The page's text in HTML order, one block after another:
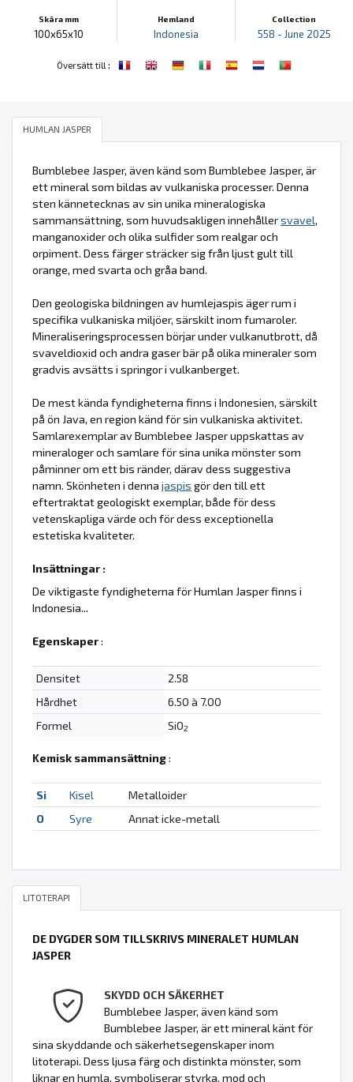
Skära mm
100x65x10
Hemland
Indonesia
Collection
558 - June 2025
Översätt till :
HUMLAN JASPER
Bumblebee Jasper, även känd som Bumblebee Jasper, är
ett mineral som bildas av vulkaniska processer. Denna
sten kännetecknas av sin unika mineralogiska
sammansättning, som huvudsakligen innehållersvavel,
manganoxider och olika sulfider som realgar och
orpiment. Dess färger sträcker sig från ljust gult till
orange, med svarta och gråa band.
Den geologiska bildningen av humlejaspis äger rum i
specifika vulkaniska miljöer, särskilt inom fumaroler.
Mineraliseringsprocessen börjar under vulkanutbrott, då
svaveldioxid och andra gaser bär på olika mineraler som
gradvis avsätts i springor i vulkanberget.
De mest kända fyndigheterna finns i Indonesien, särskilt
på ön Java, en region känd för sin vulkaniska aktivitet.
Samlarexemplar av Bumblebee Jasper uppskattas av
mineraloger och samlare för sina unika mönster som
påminner om ett bis ränder, därav dess suggestiva
namn. Skönheten i denna jaspis gör den till ett
eftertraktat geologiskt exemplar, både för dess
vetenskapliga värde och för dess exceptionella
estetiska kvaliteter.
Insättningar :
De viktigaste fyndigheterna för Humlan Jasper finns i
Indonesia...
Egenskaper:
Densitet
2.58
Hårdhet
6.50 à 7.00
Formel
SiO2
Kemisk sammansättning:
Si Kisel
Metalloider
O
Syre Annat icke-metall
LITOTERAPI
DE DYGDER SOM TILLSKRIVS MINERALET HUMLAN
JASPER
SKYDD OCH SÄKERHET
Bumblebee Jasper, även känd som
Bumblebee Jasper, är ett mineral känt för
sina skyddande och säkerhetsegenskaper inom
litoterapi. Dess ljusa färg och distinkta mönster, som
liknar en humla, symboliserar styrka, mod och